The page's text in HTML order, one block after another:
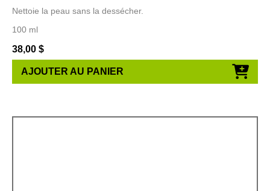
Nettoie la peau sans la dessécher.
100 ml
38,00 $
AJOUTER AU PANIER